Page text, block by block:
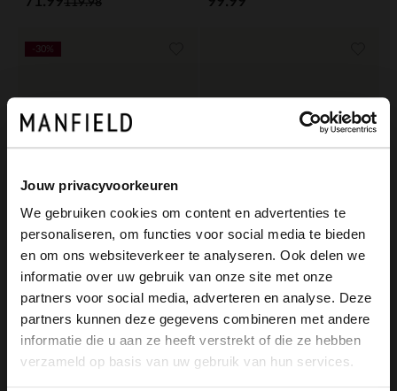
Jouw privacyvoorkeuren
We gebruiken cookies om content en advertenties te
personaliseren, om functies voor social media te bieden
en om ons websiteverkeer te analyseren. Ook delen we
informatie over uw gebruik van onze site met onze
partners voor social media, adverteren en analyse. Deze
partners kunnen deze gegevens combineren met andere
informatie die u aan ze heeft verstrekt of die ze hebben
verzameld op basis van uw gebruik van hun services.
119.98
Manfield
Beige-graue Veloursleder-Clogs
99.99
69.99
-30%
Manfield
Schwarze Leder-Mules
109.99
×
View this website in English?
It looks like your language isn't Dutch. Would
you like to switch to English?